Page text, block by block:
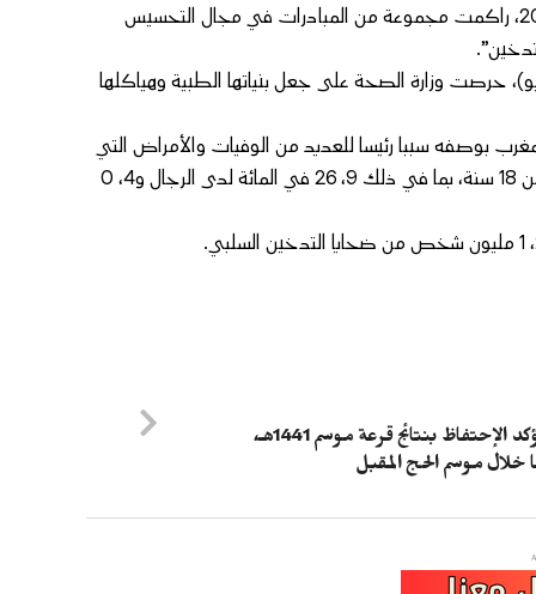
يذكر أن لجنة مكافحة التدخين بمركز الحسن الثاني، التي تأسست عام 2011، راكمت مجموعة من المبادرات في مجال التحسيس
حملتها الوطنية للتحسيس بمخاطر التدخين (31 ماي- 30 يونيو)، حرصت وزارة الصحة على جعل بنياتها الطبية وهياكلها
بوصفه سببا رئيسا للعديد من الوفيات والأمراض التي
يمكن تلافيها. وينتشر التدخين بنسبة 4، 13 في المائة لدى البالغين أكثر من 18 سنة، بما في ذلك 9، 26 في المائة لدى الرجال و4، 0
الأوقاف تؤكد الإحتفاظ بنتائج قرعة موسم 1441هـ،
خلال موسم الحج المقبل